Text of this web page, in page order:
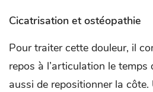
Cicatrisation et ostéopathie
Pour traiter cette douleur, il
repos à l’articulation le temps
aussi de repositionner la côte.